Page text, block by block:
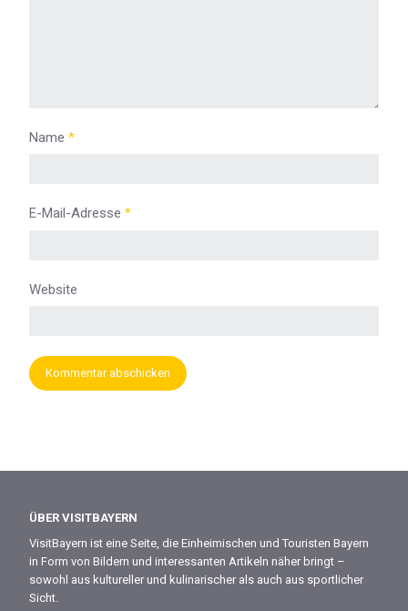
Name *
E-Mail-Adresse *
Website
ÜBER VISITBAYERN
VisitBayern ist eine Seite, die Einheimischen und Touristen Bayern
in Form von Bildern und interessanten Artikeln näher bringt –
sowohl aus kultureller und kulinarischer als auch aus sportlicher
Sicht.